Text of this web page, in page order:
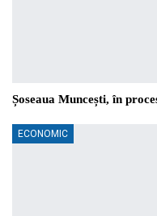
Șoseaua Muncești, în
ECONOMIC